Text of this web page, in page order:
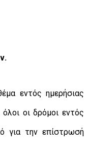
εντός ημερήσιας
οι δρόμοι εντός
για την επίστρωσή